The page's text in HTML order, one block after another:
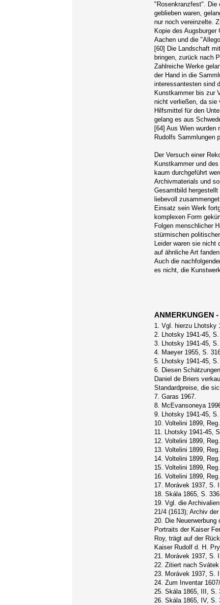
"Rosenkranzfest". Die
geblieben waren,
nur noch vereinzelte.
Kopie des
Aachen und die
[60] Die Landschaft
bringen, zurück nach
Zahlreiche Werke
der Hand in die
interessantesten sind
Kunstkammer bis zur
nicht verließen, da sie
Hilfsmittel für den
gelang es aus
[64] Aus Wien wurden
Rudolfs Sammlungen
Der Versuch einer
Kunstkammer und
kaum durchgeführt
Archivmaterials und
Gesamtbild
liebevoll
Einsatz sein Werk
komplexen Form
Folgen menschlicher
stürmischen
Leider waren sie
auf ähnliche Art
Auch die
es nicht, die
ANMERKUNGEN
1. Vgl. hierzu Lhotsky
2. Lhotsky 1941-45,
3. Lhotsky 1941-45,
4. Maeyer 1955, S.
5. Lhotsky 1941-45,
6. Diesen
Daniel de Briers
Standardpreise, die
7. Garas 1967.
8. McEvansoneya
9. Lhotsky 1941-45,
10. Voltelini 1899,
11. Lhotsky 1941-45,
12. Voltelini 1899,
13. Voltelini 1899,
14. Voltelini 1899,
15. Voltelini 1899,
16. Voltelini 1899,
17. Morávek 1937, S.
18. Skála 1865, S.
19. Vgl. die
21/4 (1613); Archiv
20. Die
Portraits der Kaiser
Roy, trägt auf der
Kaiser Rudolf d. H.
21. Morávek 1937, S.
22. Zitiert nach
23. Morávek 1937, S.
24. Zum Inventar
25. Skála 1865, III, S.
26. Skála 1865, IV, S.